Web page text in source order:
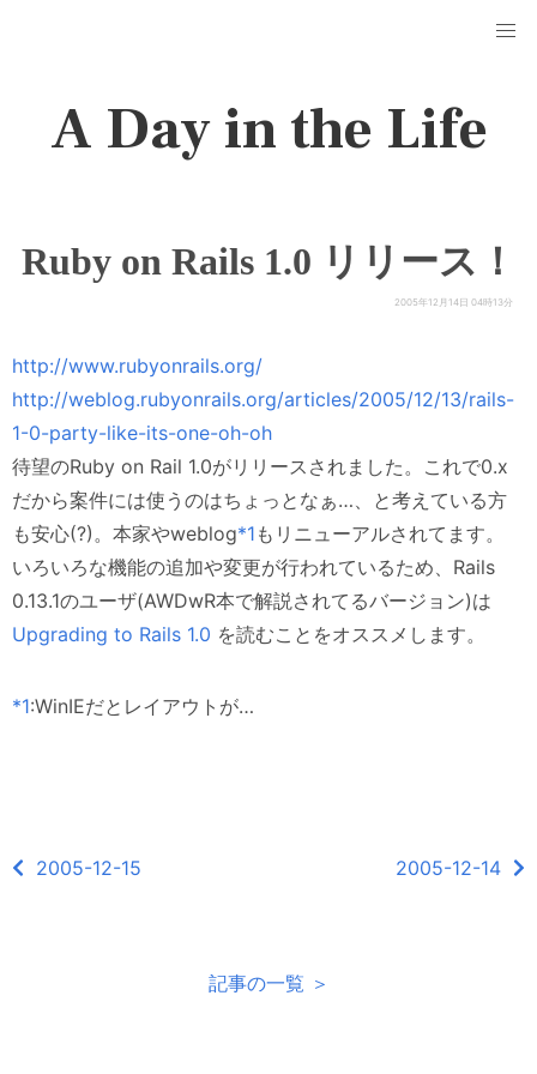
A Day in the Life
Ruby on Rails 1.0 リリース！
2005年12月14日 04時13分
http://www.rubyonrails.org/
http://weblog.rubyonrails.org/articles/2005/12/13/rails-
1-0-party-like-its-one-oh-oh
待望のRuby on Rail 1.0がリリースされました。これで0.x
だから案件には使うのはちょっとなぁ…、と考えている方
も安心(?)。本家やweblog*1 もリニューアルされてます。
いろいろな機能の追加や変更が行われているため、Rails
0.13.1のユーザ(AWDwR本で解説されてるバージョン)は
Upgrading to Rails 1.0 を読むことをオススメします。
*1:WinIEだとレイアウトが…
2005-12-15 2005-12-14
記事の一覧 ＞